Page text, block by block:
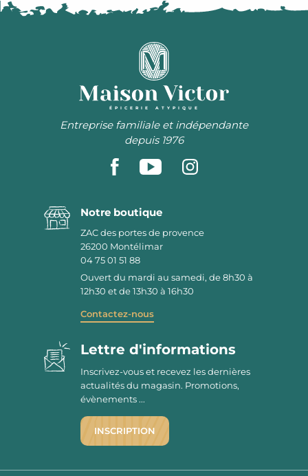
ÉPICERIE ATYPIQUE
Entreprise familiale et indépendante
depuis 1976
Notre boutique
ZAC des portes de provence
26200 Montélimar
04 75 01 51 88
Ouvert du mardi au samedi, de 8h30 à
12h30 et de 13h30 à 16h30
Contactez-nous
Lettre d'informations
Inscrivez-vous et recevez les dernières
actualités du magasin. Promotions,
évènements ...
INSCRIPTION